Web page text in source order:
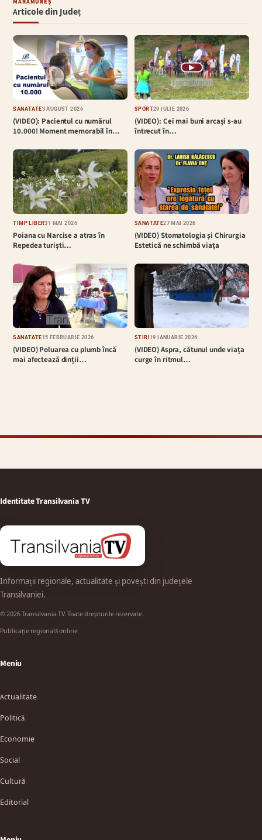
Articole din Județ
SĂNĂTATE3 AUGUST 2026
(VIDEO): Pacientul cu numărul
10.000! Moment memorabil în…
▶
SPORT29 IULIE 2026
(VIDEO): Cei mai buni arcași s-au
întrecut în…
TIMP LIBER31 MAI 2026
Poiana cu Narcise a atras în
Repedea turiști…
SĂNĂTATE27 MAI 2026
(VIDEO) Stomatologia și Chirurgia
Estetică ne schimbă viața
SĂNĂTATE15 FEBRUARIE 2026
(VIDEO) Poluarea cu plumb încă
mai afectează dinții…
ȘTIRI19 IANUARIE 2026
(VIDEO) Aspra, cătunul unde viața
curge în ritmul…
Identitate Transilvania TV
Informații regionale, actualitate și povești din județele
Transilvaniei.
© 2026 Transilvania TV. Toate drepturile rezervate.
Publicație regională online
Meniu
Actualitate
Politică
Economie
Social
Cultură
Editorial